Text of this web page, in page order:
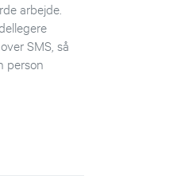
arbejde.
SMS, så
person